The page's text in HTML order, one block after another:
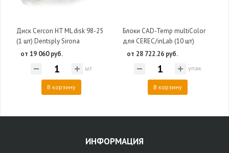
Диск Cercon HT ML disk 98-25
(1 шт) Dentsply Sirona
от 19 060 руб.
шт
В корзину
Блоки CAD-Temp multiColor
для CEREC/inLab (10 шт)
от 28 722.26 руб.
упак
В корзину
ИНФОРМАЦИЯ